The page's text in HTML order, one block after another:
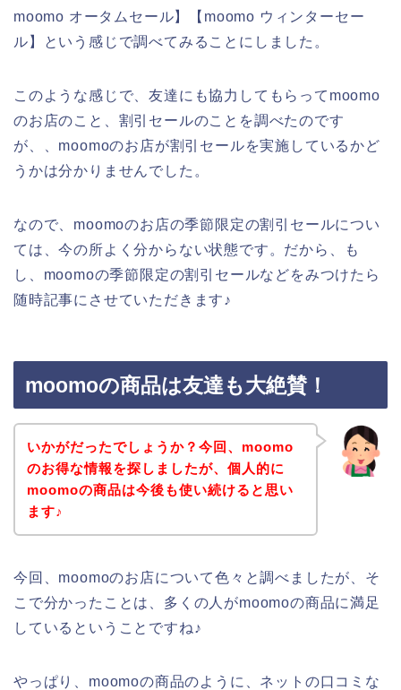
moomo オータムセール】【moomo ウィンターセー
ル】という感じで調べてみることにしました。
このような感じで、友達にも協力してもらってmoomo
のお店のこと、割引セールのことを調べたのです
が、、moomoのお店が割引セールを実施しているかど
うかは分かりませんでした。
なので、moomoのお店の季節限定の割引セールについ
ては、今の所よく分からない状態です。だから、も
し、moomoの季節限定の割引セールなどをみつけたら
随時記事にさせていただきます♪
moomoの商品は友達も大絶賛！
いかがだったでしょうか？今回、moomo
のお得な情報を探しましたが、個人的に
moomoの商品は今後も使い続けると思い
ます♪
今回、moomoのお店について色々と調べましたが、そ
こで分かったことは、多くの人がmoomoの商品に満足
しているということですね♪
やっぱり、moomoの商品のように、ネットの口コミな